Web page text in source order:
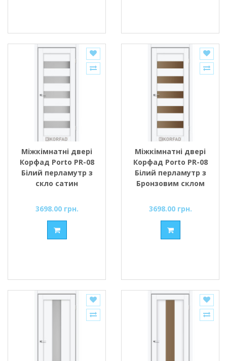
Міжкімнатні двері
Корфад Porto PR-08
Білий перламутр з
скло сатин
3698.00 грн.
Міжкімнатні двері
Корфад Porto PR-08
Білий перламутр з
Бронзовим склом
3698.00 грн.